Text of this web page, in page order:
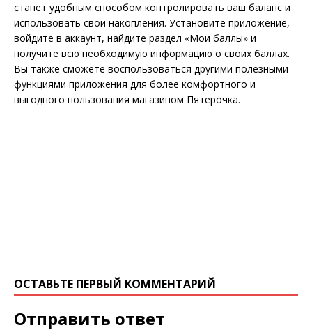
станет удобным способом контролировать ваш баланс и
использовать свои накопления. Установите приложение,
войдите в аккаунт, найдите раздел «Мои баллы» и
получите всю необходимую информацию о своих баллах.
Вы также сможете воспользоваться другими полезными
функциями приложения для более комфортного и
выгодного пользования магазином Пятерочка.
ОСТАВЬТЕ ПЕРВЫЙ КОММЕНТАРИЙ
Отправить ответ